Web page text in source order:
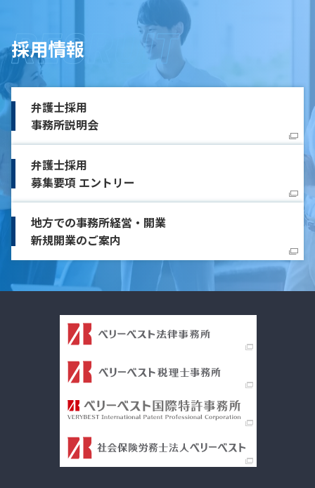
採用情報
弁護士採用
事務所説明会
弁護士採用
募集要項 エントリー
地方での事務所経営・開業
新規開業のご案内